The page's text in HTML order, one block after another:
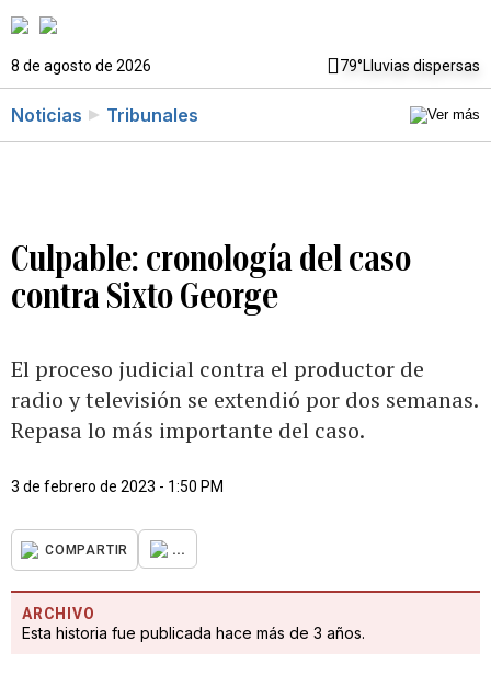
8 de agosto de 2026 79°Lluvias dispersas
Noticias Tribunales
Culpable: cronología del caso
contra Sixto George
El proceso judicial contra el productor de
radio y televisión se extendió por dos semanas.
Repasa lo más importante del caso.
3 de febrero de 2023 - 1:50 PM
COMPARTIR ...
ARCHIVO
Esta historia fue publicada hace más de 3 años.